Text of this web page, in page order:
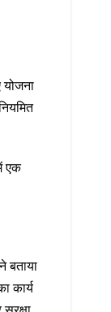
योजना
एक
बताया
कार्य